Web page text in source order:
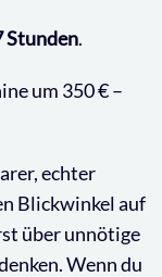
Stunden.
um 350 € –
echter
Blickwinkel auf
über unnötige
Wenn du